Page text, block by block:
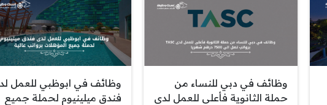
وظائف في دبي للنساء من
حملة الثانوية فأعلى للعمل لدى
وظائف في ابوظبي للعمل
فندق ميلينيوم لحملة جميع